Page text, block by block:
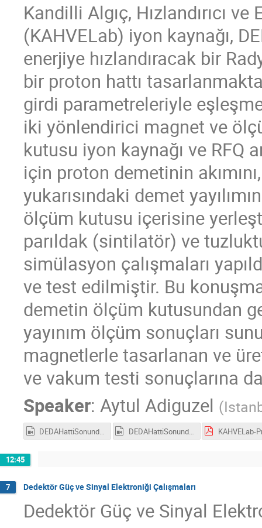
Kandilli Algıç, Hızlandırıcı
(KAHVELab) iyon kaynağı,
enerjiye hızlandıracak bir
bir proton hattı
girdi parametreleriyle
iki yönlendirici magnet ve
kutusu iyon kaynağı ve RFQ
için proton demetinin
yukarısındaki demet
ölçüm kutusu içerisine
parıldak (sintilatör) ve
simülasyon çalışmaları
ve test edilmiştir. Bu
demetin ölçüm kutusundan
yayınım ölçüm sonuçları
magnetlerle tasarlanan ve
ve vakum testi sonuçlarına
Speaker: Aytul Adiguzel (
DEDAHattiSonundaDemetGoruntusuTuzluklu.mp4 DEDAHattiSonundaDemetGoruntusuTuzluksuz.mp4
12:45
7 Dedektör Güç ve Sinyal Elektroniği Çalışmaları
Dedektör Güç ve Sinyal